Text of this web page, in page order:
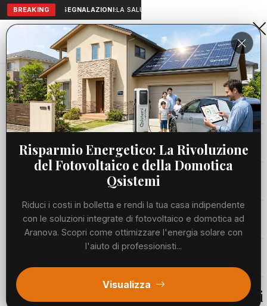
BREAKING SEGNALAZIONI:LA SALUTE A PORTATA DI MANO:
Aranova • NET
PORTALE UTILE AL TERRITORIO
Home
Cronaca
Viabilità
Meteo
Segnalazioni
Cronaca Cervello riposato senza dormire, ricreato...
CRONACA
Cervello riposato senza dormire,
ricreato l'effetto del sonno
riparatore
LUNEDÌ, 08 GIUGNO 2026 38 LETTURE 1 MIN DI LETTURA
Risparmio Energetico: La Rivoluzione
del Fotovoltaico e della Domotica
Qsistemi
Riduci i costi in bolletta e rendi la tua casa indipendente
con le soluzioni integrate di fotovoltaico e domotica ad
Aranova. Scopri come ottimizzare l'energia solare con
l'aiuto di professionisti...
Visualizza